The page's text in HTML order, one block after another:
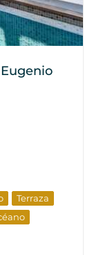
Terraza